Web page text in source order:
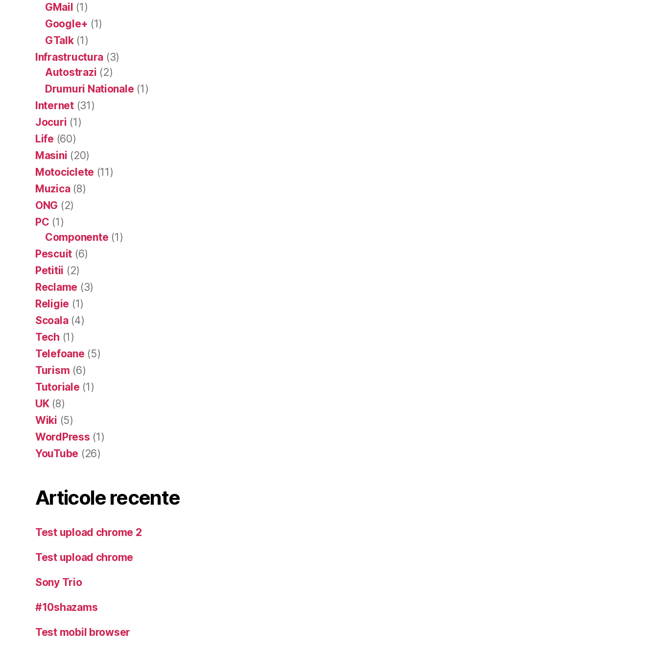
GMail (1)
Google+ (1)
GTalk(1)
Infrastructura (3)
Autostrazi (2)
Drumuri Nationale (1)
Internet(31)
Jocuri (1)
Life (60)
Masini (20)
Motociclete (11)
Muzica(8)
ONG (2)
PC (1)
Componente (1)
Pescuit (6)
Petitii (2)
Reclame (3)
Religie (1)
Scoala(4)
Tech (1)
Telefoane (5)
Turism (6)
Tutoriale (1)
UK(8)
Wiki (5)
WordPress (1)
YouTube (26)
Articole recente
Test upload chrome 2
Test upload chrome
Sony Trio
#10shazams
Test mobil browser